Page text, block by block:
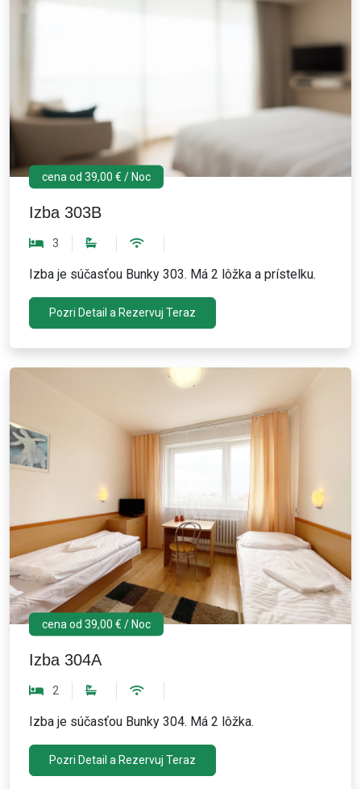
cena od 39,00 € / Noc
Izba 303B
3
Izba je súčasťou Bunky 303. Má 2 lôžka a prístelku.
Pozri Detail a Rezervuj Teraz
cena od 39,00 € / Noc
Izba 304A
2
Izba je súčasťou Bunky 304. Má 2 lôžka.
Pozri Detail a Rezervuj Teraz